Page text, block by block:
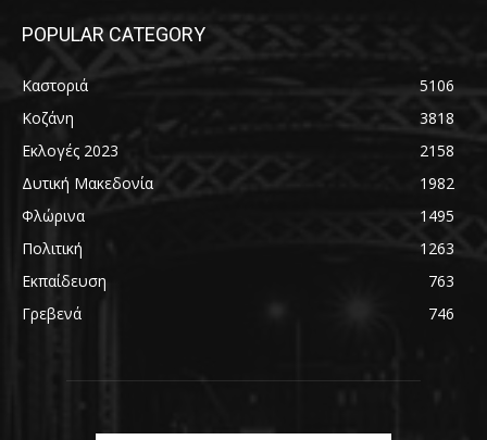
POPULAR CATEGORY
Καστοριά
5106
Κοζάνη
3818
Εκλογές 2023
2158
Δυτική Μακεδονία
1982
Φλώρινα
1495
Πολιτική
1263
Εκπαίδευση
763
Γρεβενά
746